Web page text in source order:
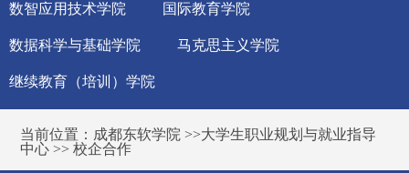
数智应用技术学院 国际教育学院
数据科学与基础学院 马克思主义学院
继续教育（培训）学院
当前位置： 成都东软学院 >>大学生职业规划与就业指导
中心 >>校企合作